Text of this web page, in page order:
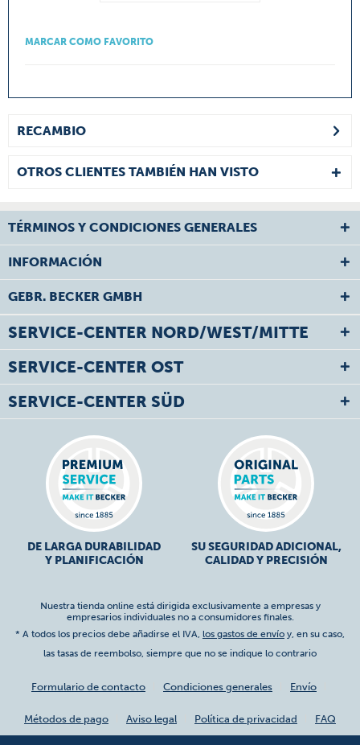
MARCAR COMO FAVORITO
RECAMBIO
OTROS CLIENTES TAMBIÉN HAN VISTO
TÉRMINOS Y CONDICIONES GENERALES
INFORMACIÓN
GEBR. BECKER GMBH
SERVICE-CENTER NORD/WEST/MITTE
SERVICE-CENTER OST
SERVICE-CENTER SÜD
DE LARGA DURABILIDAD
Y PLANIFICACIÓN
SU SEGURIDAD ADICIONAL,
CALIDAD Y PRECISIÓN
Nuestra tienda online está dirigida exclusivamente a empresas y
empresarios individuales no a consumidores finales.
* A todos los precios debe añadirse el IVA, los gastos de envío y, en su caso,
las tasas de reembolso, siempre que no se indique lo contrario
Formulario de contacto Condiciones generales Envío
Métodos de pago Aviso legal Política de privacidad FAQ